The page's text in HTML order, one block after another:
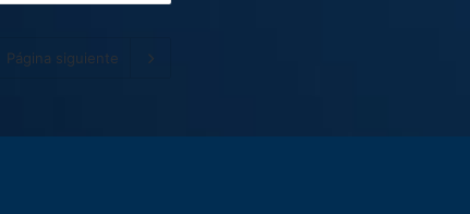
Página siguiente